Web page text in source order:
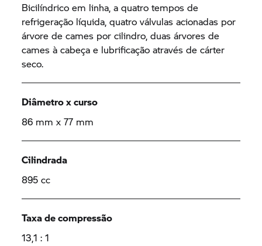
Bicilíndrico em linha, a quatro tempos de
refrigeração líquida, quatro válvulas acionadas por
árvore de cames por cilindro, duas árvores de
cames à cabeça e lubrificação através de cárter
seco.
Diâmetro x curso
86 mm x 77 mm
Cilindrada
895 cc
Taxa de compressão
13,1 : 1